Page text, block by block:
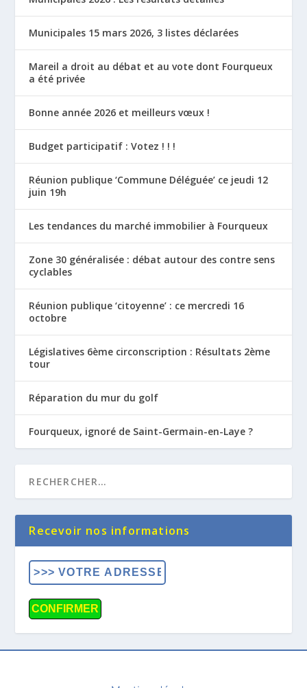
Municipales 15 mars 2026, 3 listes déclarées
Mareil a droit au débat et au vote dont Fourqueux
a été privée
Bonne année 2026 et meilleurs vœux !
Budget participatif : Votez ! ! !
Réunion publique ‘Commune Déléguée’ ce jeudi 12
juin 19h
Les tendances du marché immobilier à Fourqueux
Zone 30 généralisée : débat autour des contre sens
cyclables
Réunion publique ‘citoyenne’ : ce mercredi 16
octobre
Législatives 6ème circonscription : Résultats 2ème
tour
Réparation du mur du golf
Fourqueux, ignoré de Saint-Germain-en-Laye ?
Recevoir nos informations